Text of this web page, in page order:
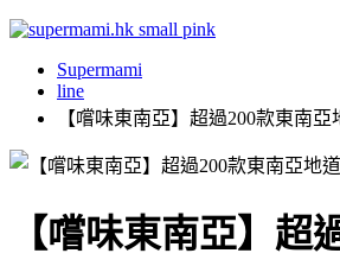
Supermami
line
【嚐味東南亞】超過200款東南亞
【嚐味東南亞】超